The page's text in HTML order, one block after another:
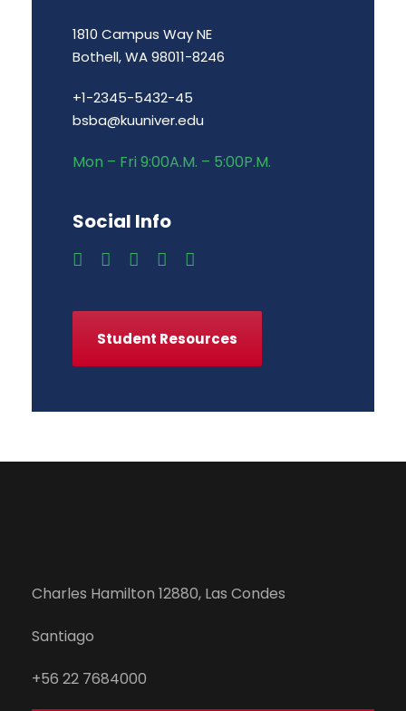
1810 Campus Way NE
Bothell, WA 98011-8246
+1-2345-5432-45
bsba@kuuniver.edu
Mon – Fri 9:00A.M. – 5:00P.M.
Social Info
Student Resources
Charles Hamilton 12880, Las Condes
Santiago
+56 22 7684000